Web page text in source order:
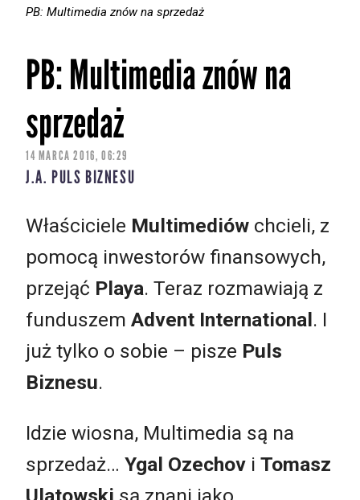
PB: Multimedia znów na sprzedaż
PB: Multimedia znów na
sprzedaż
14 MARCA 2016, 06:29
J.A. PULS BIZNESU
Właściciele Multimediów chcieli, z
pomocą inwestorów finansowych,
przejąć Playa. Teraz rozmawiają z
funduszem Advent International. I
już tylko o sobie – pisze Puls
Biznesu.
Idzie wiosna, Multimedia są na
sprzedaż… Ygal Ozechov i Tomasz